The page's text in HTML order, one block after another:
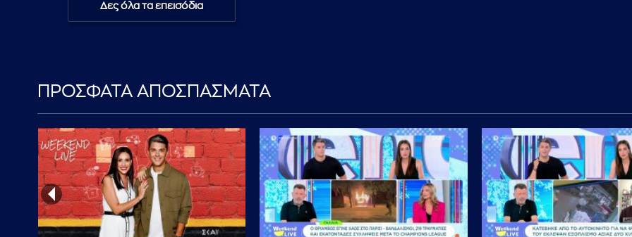
Δες όλα τα επεισόδια
ΠΡΟΣΦΑΤΑ ΑΠΟΣΠΑΣΜΑΤΑ